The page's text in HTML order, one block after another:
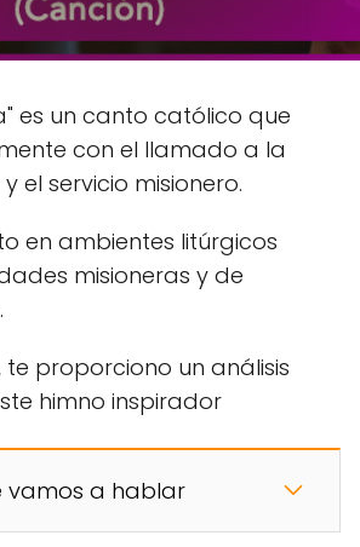
es un canto católico que
con el llamado a la
el servicio misionero.
en ambientes litúrgicos
misioneras y de
te proporciono un análisis
himno inspirador
vamos a hablar